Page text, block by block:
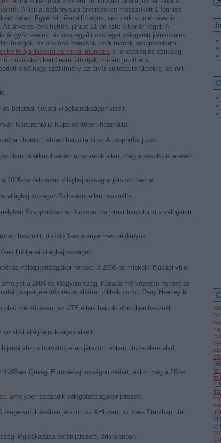
ahl
(
(
(
(
(
(
(
A licit a jótékonysági árveréseken megszokott 1 forintos
halad. Egyértelműen állíthatjuk, nemzetközi mércével is
árverés jövő hétfőn, június 21-én este 8-kor ér véget. A
át győzteseink, az összegyűlt összeget válogatott játékosaink
feledjék, az akcióba nemcsak azok tudnak bekapcsolódni,
felajánlásokra és fizikai munkára is lehetőség és szükség
műsorában kedd este láthatják, miként jutott el a
első nagy szállítmány az árvíz sújtotta területekre, és mit
as belgrádi ifjúsági világbajnokságon viselt.
Kontinentális Kupa-döntőben használta.
hordott, ebben harcolta ki az A csoportba jutást.
hibátlanul védett a horvátok ellen, még a pászka is eredeti
a 2005-ös debreceni világbajnokságon játszott benne.
világbajnokságon Szlovákia ellen használta.
Szapporóban az A csoportba jutást harcolta ki a válogatott
használt, divízió 1-es aranyérmes példányok.
es ljubljanai világbajnokságról.
válogatottságakor hordott, a 2006-os miskolci ifjúsági vb-n.
amelyet a 2004-es Magyarország–Kanada mérkőzésen hordott az
csapat jelentős része aláírta, többek között Dany Heatley is.
mérkőzésén, az UTE elleni bajnoki döntőben használt.
korábbi világbajnokságon viselt.
vb-n a horvátok ellen játszott, ebben ütötte élete első
1998-as ifjúsági Európa-bajnokságon védett, akkor még a 20-as
, amelyben századik válogatottságakor játszott.
tengerentúli évében játszott az AHL-ben, az Iowa Starsban. Jár
légióskodása során játszott, Brianconban.